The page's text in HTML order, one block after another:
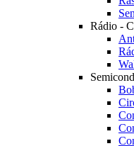
Rádio -